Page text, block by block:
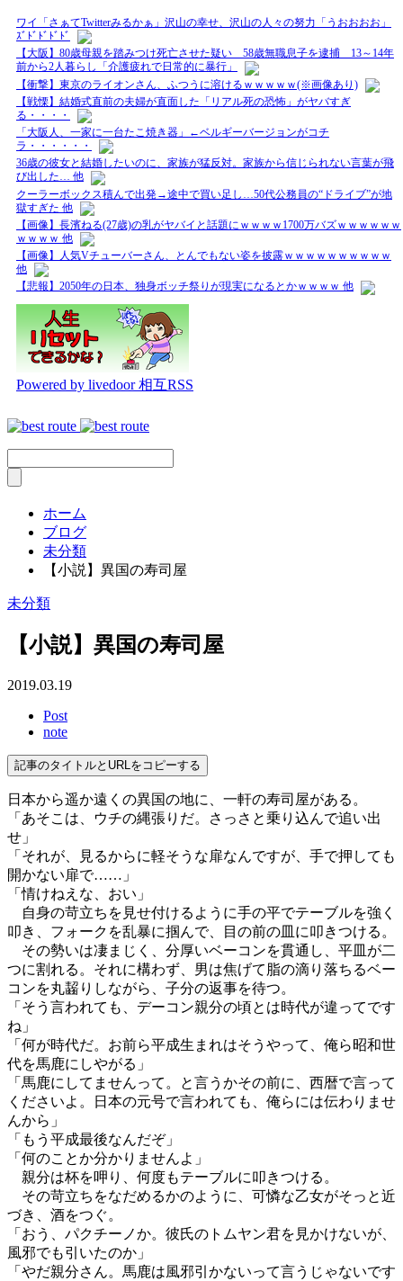
ワイ「さぁてTwitterみるかぁ」沢山の幸せ、沢山の人々の努力「うおおおお」
ｽﾞﾄﾞﾄﾞﾄﾞﾄﾞ
【大阪】80歳母親を踏みつけ死亡させた疑い 58歳無職息子を逮捕 13～14年
前から2人暮らし「介護疲れで日常的に暴行」
【衝撃】東京のライオンさん、ふつうに溶けるｗｗｗｗｗ(※画像あり)
【戦慄】結婚式直前の夫婦が直面した「リアル死の恐怖」がヤバすぎ
る・・・・
「大阪人、一家に一台たこ焼き器」←ベルギーバージョンがコチ
ラ・・・・・・
36歳の彼女と結婚したいのに、家族が猛反対。家族から信じられない言葉が飛
び出した… 他
クーラーボックス積んで出発→途中で買い足し…50代公務員の“ドライブ”が地
獄すぎた 他
【画像】長濱ねる(27歳)の乳がヤバイと話題にｗｗｗｗ1700万バズｗｗｗｗｗｗ
ｗｗｗｗ 他
【画像】人気Vチューバーさん、とんでもない姿を披露ｗｗｗｗｗｗｗｗｗｗ
他
【悲報】2050年の日本、独身ボッチ祭りが現実になるとかｗｗｗｗ 他
Powered by livedoor 相互RSS
ホーム
ブログ
未分類
【小説】異国の寿司屋
未分類
【小説】異国の寿司屋
2019.03.19
Post
note
記事のタイトルとURLをコピーする
日本から遥か遠くの異国の地に、一軒の寿司屋がある。
「あそこは、ウチの縄張りだ。さっさと乗り込んで追い出
せ」
「それが、見るからに軽そうな扉なんですが、手で押しても
開かない扉で……」
「情けねえな、おい」
自身の苛立ちを見せ付けるように手の平でテーブルを強く
叩き、フォークを乱暴に掴んで、目の前の皿に叩きつける。
その勢いは凄まじく、分厚いベーコンを貫通し、平皿が二
つに割れる。それに構わず、男は焦げて脂の滴り落ちるベー
コンを丸齧りしながら、子分の返事を待つ。
「そう言われても、デーコン親分の頃とは時代が違ってです
ね」
「何が時代だ。お前ら平成生まれはそうやって、俺ら昭和世
代を馬鹿にしやがる」
「馬鹿にしてませんって。と言うかその前に、西暦で言って
くださいよ。日本の元号で言われても、俺らには伝わりませ
んから」
「もう平成最後なんだぞ」
「何のことか分かりませんよ」
親分は杯を呷り、何度もテーブルに叩きつける。
その苛立ちをなだめるかのように、可憐な乙女がそっと近
づき、酒をつぐ。
「おう、パクチーノか。彼氏のトムヤン君を見かけないが、
風邪でも引いたのか」
「やだ親分さん。馬鹿は風邪引かないって言うじゃないです